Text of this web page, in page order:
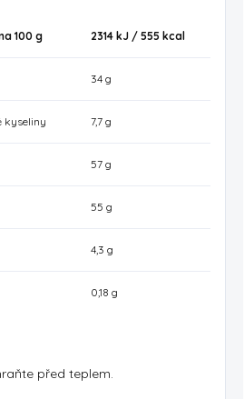
100 g 2314 kJ / 555 kcal
34 g
kyseliny 7,7 g
57 g
55 g
4,3 g
0,18 g
před teplem.